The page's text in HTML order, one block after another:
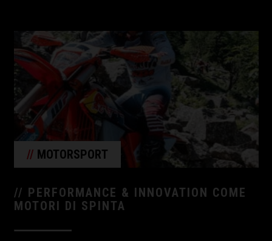
// MOTORSPORT
// PERFORMANCE & INNOVATION COME
MOTORI DI SPINTA